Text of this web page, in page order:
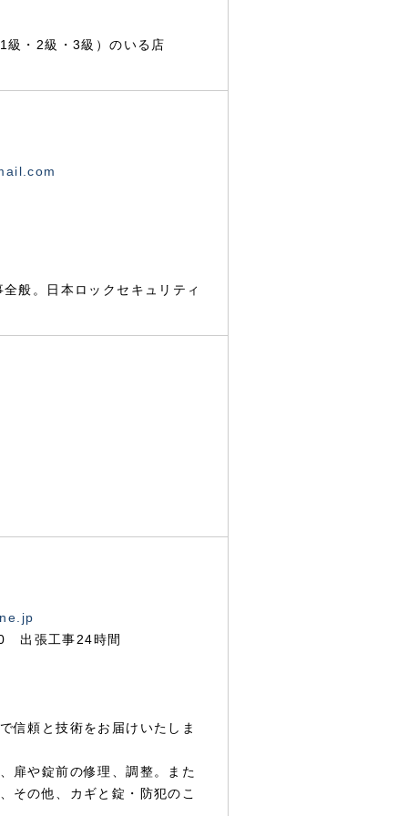
・2級・3級）のいる店
般。日本ロックセキュリティ
出張工事24時間
信頼と技術をお届けいたしま
扉や錠前の修理、調整。また
その他、カギと錠・防犯のこ